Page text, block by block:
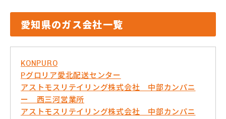
愛知県のガス会社一覧
KONPURO
Pグロリア愛北配送センター
アストモスリテイリング株式会社 中部カンパニ
ー 西三河営業所
アストモスリテイリング株式会社 中部カンパニ